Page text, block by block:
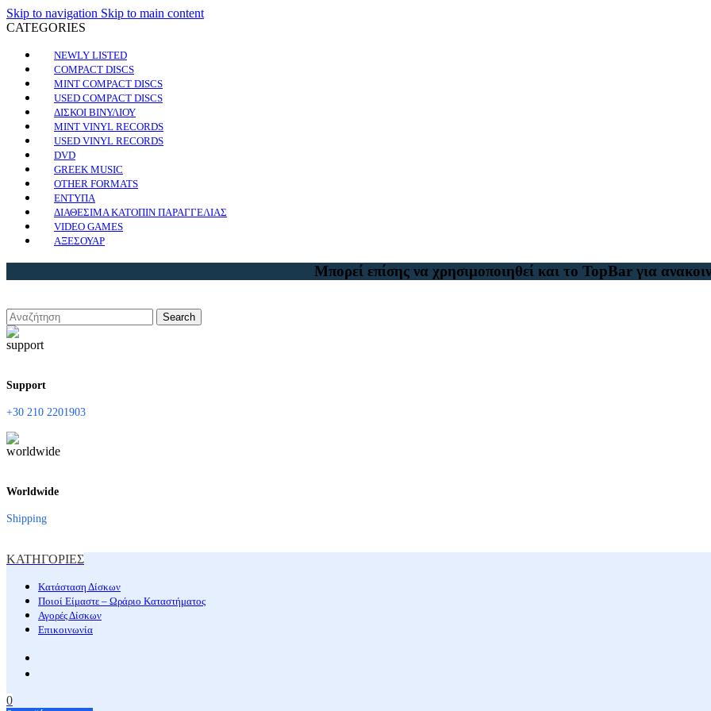
Skip to navigation Skip to main content
CATEGORIES
NEWLY LISTED
COMPACT DISCS
MINT COMPACT DISCS
USED COMPACT DISCS
ΔΙΣΚΟΙ ΒΙΝΥΛΙΟΥ
MINT VINYL RECORDS
USED VINYL RECORDS
DVD
GREEK MUSIC
OTHER FORMATS
ΕΝΤΥΠΑ
ΔΙΑΘΕΣΙΜΑ ΚΑΤΟΠΙΝ ΠΑΡΑΓΓΕΛΙΑΣ
VIDEO GAMES
ΑΞΕΣΟΥΑΡ
Μπορεί επίσης να χρησιμοποιηθεί και το TopBar για
Search
Support
+30 210 2201903
Worldwide
Shipping
ΚΑΤΗΓΟΡΙΕΣ
Κατάσταση Δίσκων
Ποιοί Είμαστε – Ωράριο Καταστήματος
Αγορές Δίσκων
Επικοινωνία
0